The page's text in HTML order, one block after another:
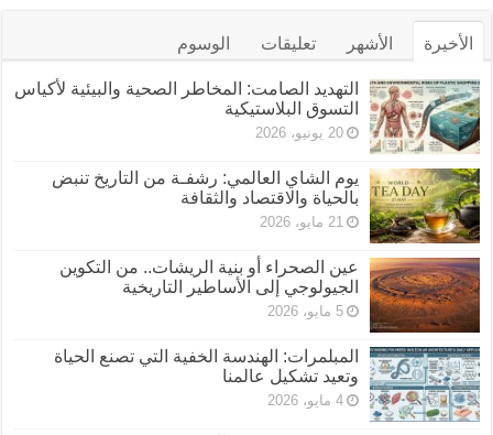
الأخيرة الأشهر تعليقات الوسوم
التهديد الصامت: المخاطر الصحية والبيئية لأكياس
التسوق البلاستيكية
20 يونيو، 2026
يوم الشاي العالمي: رشفـة من التاريخ تنبض
بالحياة والاقتصاد والثقافة
21 مايو، 2026
عين الصحراء أو بنية الريشات.. من التكوين
الجيولوجي إلى الأساطير التاريخية
5 مايو، 2026
المبلمرات: الهندسة الخفية التي تصنع الحياة
وتعيد تشكيل عالمنا
4 مايو، 2026